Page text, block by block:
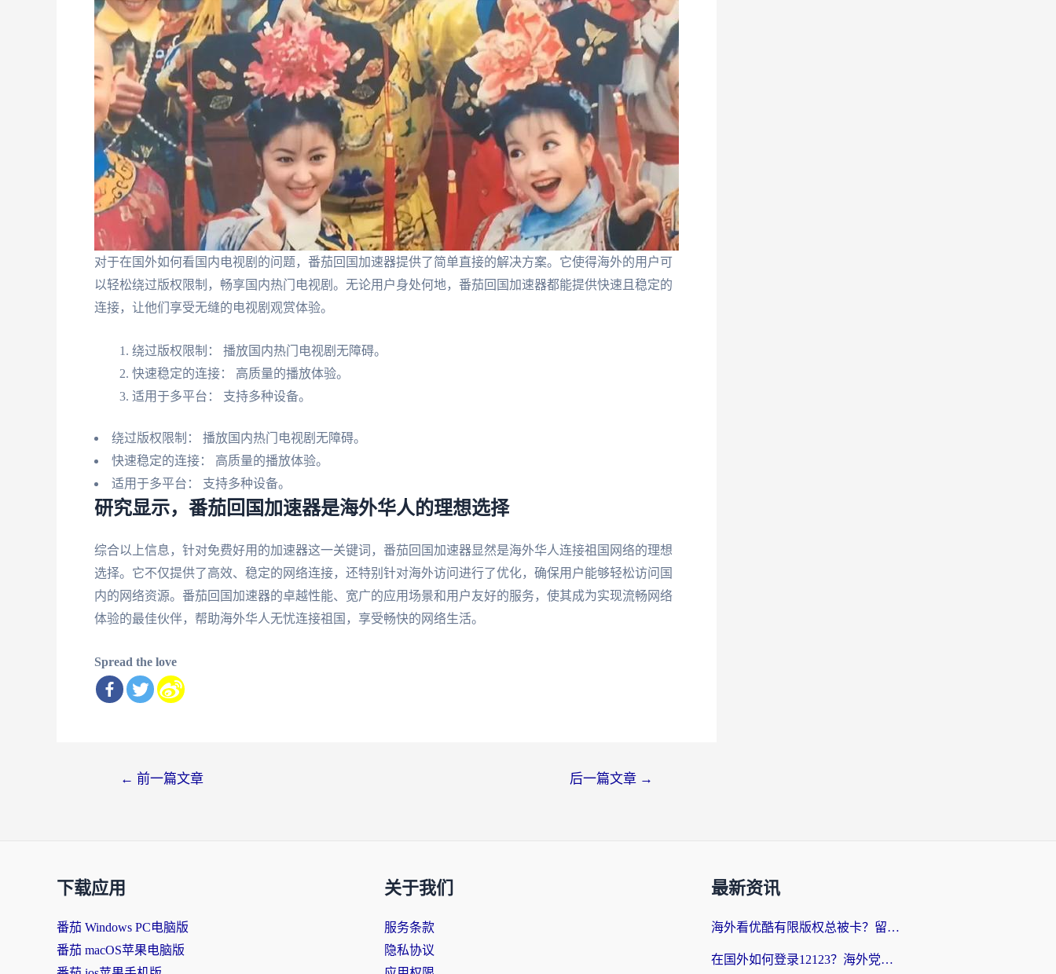
对于在国外如何看国内电视剧的问题，番茄回国加速器提供了简单直接的解决方案。它使得海外的用户可
以轻松绕过版权限制，畅享国内热门电视剧。无论用户身处何地，番茄回国加速器都能提供快速且稳定的
连接，让他们享受无缝的电视剧观赏体验。
绕过版权限制： 播放国内热门电视剧无障碍。
快速稳定的连接： 高质量的播放体验。
适用于多平台： 支持多种设备。
绕过版权限制： 播放国内热门电视剧无障碍。
快速稳定的连接： 高质量的播放体验。
适用于多平台： 支持多种设备。
研究显示，番茄回国加速器是海外华人的理想选择
综合以上信息，针对免费好用的加速器这一关键词，番茄回国加速器显然是海外华人连接祖国网络的理想
选择。它不仅提供了高效、稳定的网络连接，还特别针对海外访问进行了优化，确保用户能够轻松访问国
内的网络资源。番茄回国加速器的卓越性能、宽广的应用场景和用户友好的服务，使其成为实现流畅网络
体验的最佳伙伴，帮助海外华人无忧连接祖国，享受畅快的网络生活。
Spread the love
← 前一篇文章 后一篇文章 →
下载应用
番茄 Windows PC电脑版
番茄 macOS苹果电脑版
关于我们
服务条款
隐私协议
最新资讯
海外看优酷有限版权总被卡？留学生亲测有效的回国加速器选择指南
在国外如何登录12123？海外党必备的回国加速实用指南